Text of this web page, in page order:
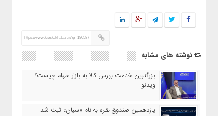
https://www.kioskekhabar.ir/?p=190587
نوشته های مشابه
بزرگترین خدمت بورس کالا به بازار سهام چیست؟ +
ویدئو
یازدهمین صندوق نقره به نام «سیان» ثبت شد